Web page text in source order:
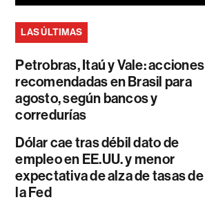
LAS ÚLTIMAS
Petrobras, Itaú y Vale: acciones
recomendadas en Brasil para
agosto, según bancos y
corredurías
Dólar cae tras débil dato de
empleo en EE.UU. y menor
expectativa de alza de tasas de
la Fed